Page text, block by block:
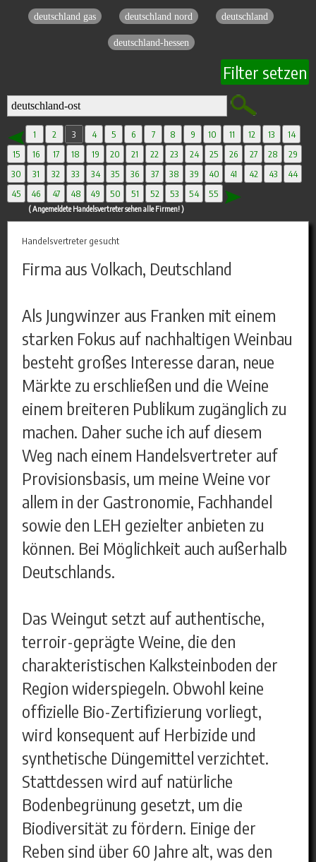
deutschland gas deutschland nord deutschland
deutschland-hessen
Filter setzen
1 2 3 4 5 6 7 8 9 10 11 12 13
14
15
16 17 18 19 20 21 22 23 24 25 26 27 28
29
30
31 32 33 34 35 36 37 38 39 40 41 42 43
44
45
46 47 48 49 50 51 52 53 54 55
( Angemeldete Handelsvertreter sehen alle Firmen! )
Handelsvertreter gesucht
Firma aus Volkach, Deutschland
Als Jungwinzer aus Franken mit einem
starken Fokus auf nachhaltigen Weinbau
besteht großes Interesse daran, neue
Märkte zu erschließen und die Weine
einem breiteren Publikum zugänglich zu
machen. Daher suche ich auf diesem
Weg nach einem Handelsvertreter auf
Provisionsbasis, um meine Weine vor
allem in der Gastronomie, Fachhandel
sowie den LEH gezielter anbieten zu
können. Bei Möglichkeit auch außerhalb
Deutschlands.
Das Weingut setzt auf authentische,
terroir-geprägte Weine, die den
charakteristischen Kalksteinboden der
Region widerspiegeln. Obwohl keine
offizielle Bio-Zertifizierung vorliegt,
wird konsequent auf Herbizide und
synthetische Düngemittel verzichtet.
Stattdessen wird auf natürliche
Bodenbegrünung gesetzt, um die
Biodiversität zu fördern. Einige der
Reben sind über 60 Jahre alt, was den